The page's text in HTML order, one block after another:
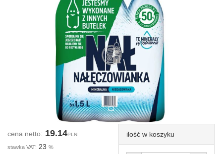
cena netto: 19.14PLN
stawka VAT: 23 %
ilość w koszyku